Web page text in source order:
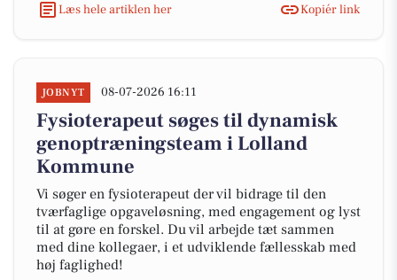
Læs hele artiklen her
Kopiér link
JOBNYT 08-07-2026 16:11
Fysioterapeut søges til dynamisk
genoptræningsteam i Lolland
Kommune
Vi søger en fysioterapeut der vil bidrage til den
tværfaglige opgaveløsning, med engagement og lyst
til at gøre en forskel. Du vil arbejde tæt sammen
med dine kollegaer, i et udviklende fællesskab med
høj faglighed!